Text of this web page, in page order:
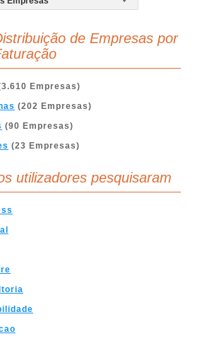
de Empresas por
Empresas)
(202 Empresas)
(90 Empresas)
(23 Empresas)
utilizadores pesquisaram